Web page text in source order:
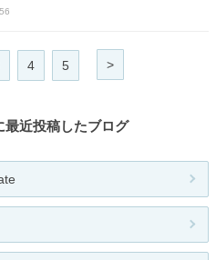
4 5 >
最近投稿したブログ